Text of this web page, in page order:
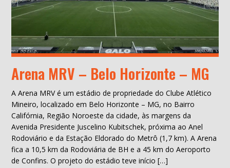
Arena MRV – Belo Horizonte – MG
A Arena MRV é um estádio de propriedade do Clube Atlético
Mineiro, localizado em Belo Horizonte – MG, no Bairro
Califórnia, Região Noroeste da cidade, às margens da
Avenida Presidente Juscelino Kubitschek, próxima ao Anel
Rodoviário e da Estação Eldorado do Metrô (1,7 km). A Arena
fica a 10,5 km da Rodoviária de BH e a 45 km do Aeroporto
de Confins. O projeto do estádio teve início […]